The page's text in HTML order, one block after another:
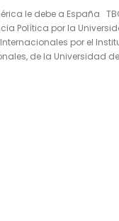
le debe a España
Política por la
por el
de la Universidad